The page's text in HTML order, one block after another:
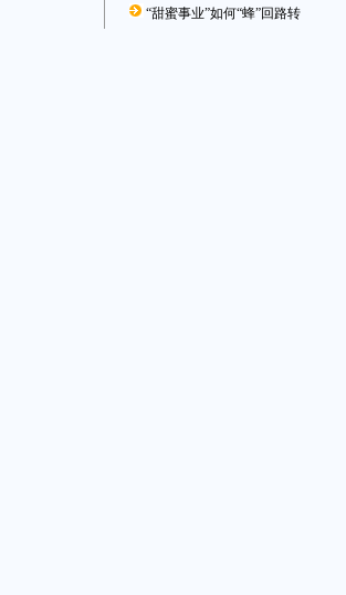
“甜蜜事业”如何“蜂”回路转